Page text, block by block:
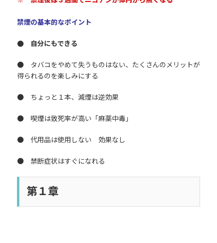
禁煙の基本的なポイント
● 自分にもできる
● タバコをやめて失うものはない、たくさんのメリットが
得られるのを楽しみにする
● ちょっと１本、減煙は逆効果
● 喫煙は致死率が高い「麻薬中毒」
● 代用品は使用しない 効果なし
● 禁断症状はすぐになれる
第１章